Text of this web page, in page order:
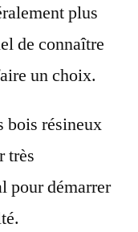
plus
de connaître
un choix.
bois résineux
très
pour démarrer